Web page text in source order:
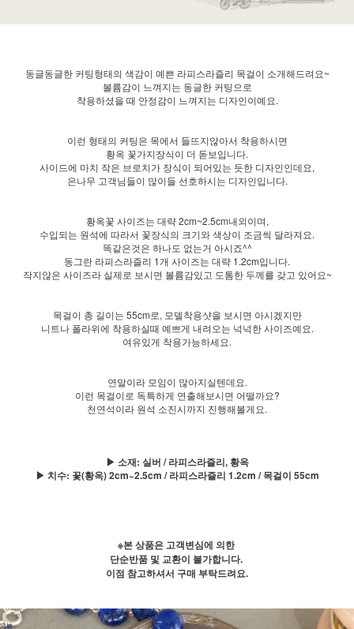
동글동글한 커팅형태의 색감이 예쁜 라피스라즐리 목걸이 소개해드려요~
볼륨감이 느껴지는 동글한 커팅으로
착용하셨을 때 안정감이 느껴지는 디자인이예요.
이런 형태의 커팅은 목에서 들뜨지않아서 착용하시면
황옥 꽃가지장식이 더 돋보입니다.
사이드에 마치 작은 브로치가 장식이 되어있는 듯한 디자인인데요,
은나무 고객님들이 많이들 선호하시는 디자인입니다.
황옥꽃 사이즈는 대략 2cm~2.5cm내외이며,
수입되는 원석에 따라서 꽃장식의 크기와 색상이 조금씩 달라져요.
똑같은것은 하나도 없는거 아시죠^^
동그란 라피스라즐리 1개 사이즈는 대략 1.2cm입니다.
작지않은 사이즈라 실제로 보시면 볼륨감있고 도톰한 두께를 갖고 있어요~
목걸이 총 길이는 55cm로, 모델착용샷을 보시면 아시겠지만
니트나 폴라위에 착용하실때 예쁘게 내려오는 넉넉한 사이즈예요.
여유있게 착용가능하세요.
연말이라 모임이 많아지실텐데요.
이런 목걸이로 독특하게 연출해보시면 어떨까요?
천연석이라 원석 소진시까지 진행해볼게요.
▶ 소재: 실버 / 라피스라즐리, 황옥
▶ 치수: 꽃(황옥) 2cm~2.5cm / 라피스라즐리 1.2cm / 목걸이 55cm
※본 상품은 고객변심에 의한
단순반품 및 교환이 불가합니다.
이점 참고하셔서 구매 부탁드려요.